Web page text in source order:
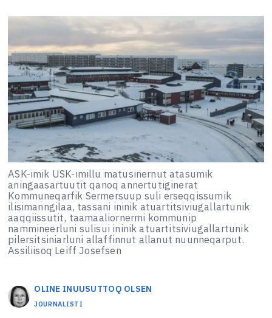
ASK-imik USK-imillu matusinernut atasumik
aningaasartuutit qanoq annertutiginerat
Kommuneqarfik Sermersuup suli erseqqissumik
ilisimanngilaa, tassani ininik atuartitsiviugallartunik
aaqqiissutit, taamaaliornermi kommunip
nammineerluni sulisui ininik atuartitsiviugallartunik
pilersitsiniarluni allaffinnut allanut nuunneqarput.
Assiliisoq Leiff Josefsen
OLINE INUUSUTTOQ OLSEN
JOURNALISTI